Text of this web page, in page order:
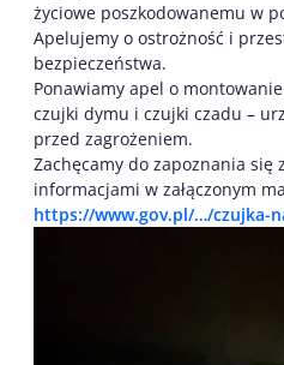
życiowe poszkodowanemu w
Apelujemy o ostrożność i
bezpieczeństwa.
Ponawiamy apel o
czujki dymu i czujki czadu –
przed zagrożeniem.
Zachęcamy do zapoznania się
informacjami w załączonym
https://www.gov.pl/…/czujka-